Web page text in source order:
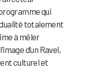
qui
totalement
à mêler
d’un Ravel,
culturel et